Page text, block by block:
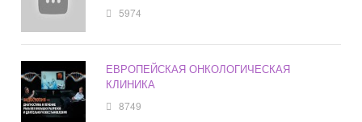
5974
ЕВРОПЕЙСКАЯ ОНКОЛОГИЧЕСКАЯ
КЛИНИКА
8749